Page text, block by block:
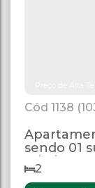
1138
sendo 01
Wi-Fi
2